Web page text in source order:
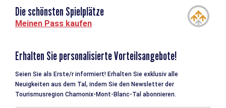
Die schönsten Spielplätze
Meinen Pass kaufen
Erhalten Sie personalisierte Vorteilsangebote!
Seien Sie als Erste/r informiert! Erhalten Sie exklusiv alle
Neuigkeiten aus dem Tal, indem Sie den Newsletter der
Tourismusregion Chamonix-Mont-Blanc-Tal abonnieren.